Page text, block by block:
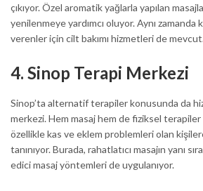
çıkıyor. Özel aromatik yağlarla yapılan
yenilenmeye yardımcı oluyor. Aynı zamanda
verenler için cilt bakımı hizmetleri de
4. Sinop Terapi Merkezi
Sinop’ta alternatif terapiler konusunda da
merkezi. Hem masaj hem de fiziksel
özellikle kas ve eklem problemleri olan
tanınıyor. Burada, rahatlatıcı masajın yanı
edici masaj yöntemleri de uygulanıyor.